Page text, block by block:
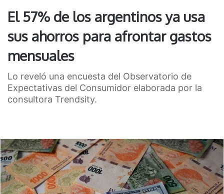
El 57% de los argentinos ya usa
sus ahorros para afrontar gastos
mensuales
Lo reveló una encuesta del Observatorio de
Expectativas del Consumidor elaborada por la
consultora Trendsity.